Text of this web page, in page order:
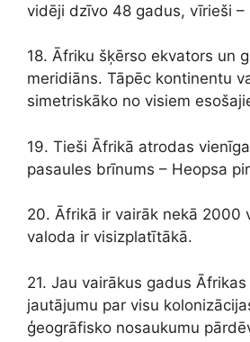
vidēji dzīvo 48 gadus, vīrieši –
18. Āfriku šķērso ekvators un
meridiāns. Tāpēc kontinentu
simetriskāko no visiem
19. Tieši Āfrikā atrodas
pasaules brīnums – Heopsa
20. Āfrikā ir vairāk nekā 2000
valoda ir visizplatītākā.
21. Jau vairākus gadus
jautājumu par visu
ģeogrāfisko nosaukumu